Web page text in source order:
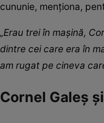
cununie, menționa,
„Erau trei în mașină,
dintre cei care era în
am rugat pe cineva
Cornel Galeș